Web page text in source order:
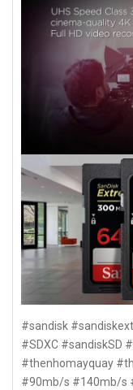
#sandisk
#SDXC #sandiskSD
#thenhomayquay
#90mb/s #140mb/s